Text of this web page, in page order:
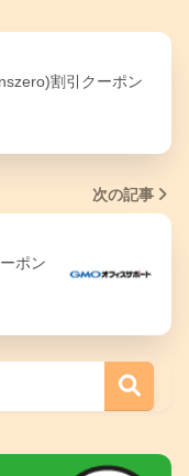
割引クーポン
次の記事
ポン